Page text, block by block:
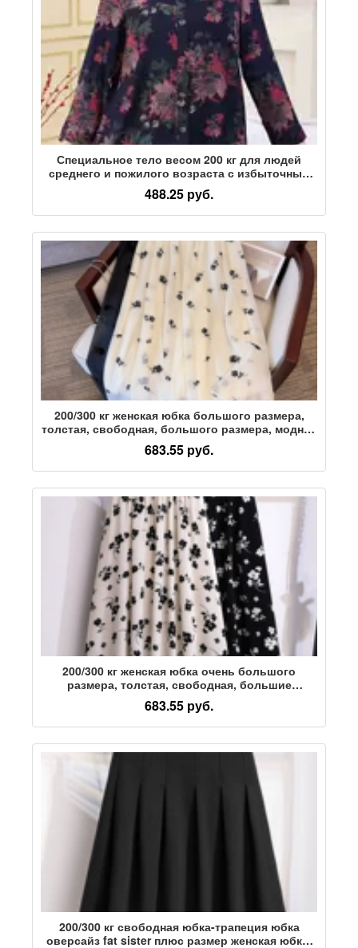
Специальное тело весом 200 кг для людей
среднего и пожилого возраста с избыточным
весом, женская одежда больших размеров,
весенняя и осенняя рубашка для мамы, куртка
оверсайз, топ для бабушки
488.25 руб.
200/300 кг женская юбка большого размера,
толстая, свободная, большого размера, модная
шифоновая юбка из флока, 350 кг 3153
683.55 руб.
200/300 кг женская юбка очень большого
размера, толстая, свободная, большие
размеры, новая модная шифоновая юбка 350 кг
3158
683.55 руб.
200/300 кг свободная юбка-трапеция юбка
оверсайз fat sister плюс размер женская юбка-